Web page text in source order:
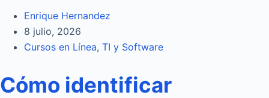
Enrique Hernandez
8 julio, 2026
Cursos en Línea, TI y Software
Cómo identificar